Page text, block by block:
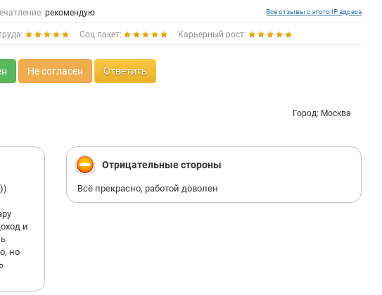
рекомендую Все отзывы с этого IP адреса
Соц.пакет: Карьерный рост:
Не согласен Ответить
Город: Москва
и
но
Отрицательные стороны
Всё прекрасно, работой доволен